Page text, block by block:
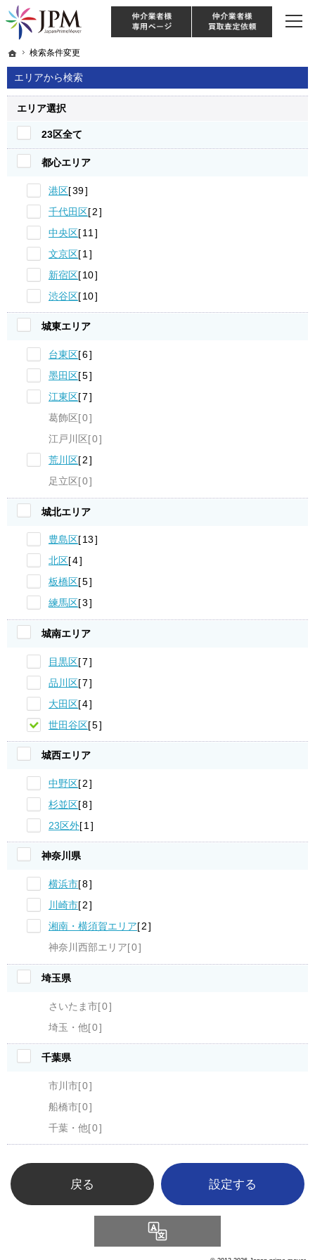
ホーム
検索条件変更
エリアから検索
東京・神奈川・埼玉・千葉のリノベーション住宅や中古マンションを手がける会
【物件買取強化中！】リノベーション住宅・不動産・中古マンションならJPM
エリア選択
23区全て
都心エリア
港区 39
千代田区 2
中央区 11
文京区 1
新宿区 10
渋谷区 10
城東エリア
台東区 6
墨田区 5
江東区 7
葛飾区 0
江戸川区 0
荒川区 2
足立区 0
城北エリア
豊島区 13
北区 4
板橋区 5
練馬区 3
城南エリア
目黒区 7
品川区 7
大田区 4
世田谷区 5
城西エリア
中野区 2
杉並区 8
23区外 1
神奈川県
横浜市 8
川崎市 2
湘南・横須賀エリア 2
神奈川西部エリア 0
埼玉県
さいたま市 0
埼玉・他 0
千葉県
市川市 0
船橋市 0
千葉・他 0
戻る
ホーム
検索条件変更